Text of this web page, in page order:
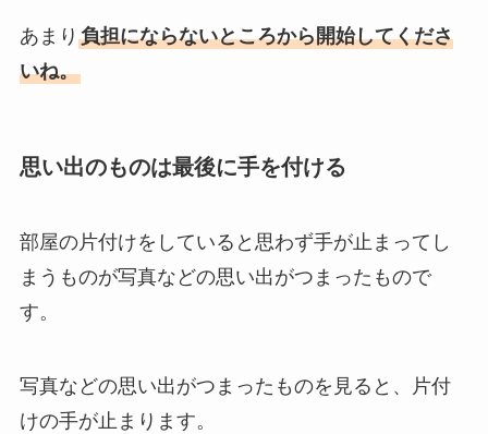
あまり 負担にならないところから開始してくださ
いね。
思い出のものは最後に手を付ける
部屋の片付けをしていると思わず手が止まってし
まうものが写真などの思い出がつまったもので
す。
写真などの思い出がつまったものを見ると、片付
けの手が止まります。